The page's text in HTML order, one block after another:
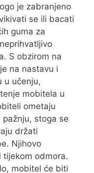
je zabranjeno
se ili bacati
guma za
S obzirom na
na nastavu i
u učenju,
mobitela u
ometaju
stoga se
držati
Njihovo
tijekom odmora.
mobitel će biti